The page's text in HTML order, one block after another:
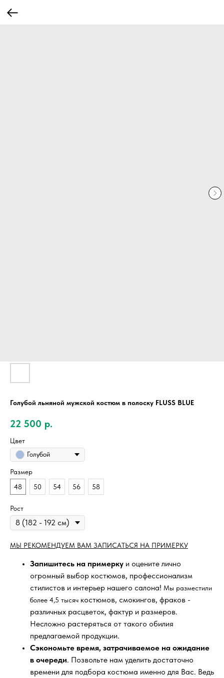
Голубой льняной мужской костюм в полоску FLUSS BLUE
22 500 р.
Цвет
Голубой
Размер
48
50 54 56 58
Рост
МЫ РЕКОМЕНДУЕМ ВАМ ЗАПИСАТЬСЯ НА ПРИМЕРКУ
Запишитесь на примерку и оцените лично
огромный выбор костюмов, профессионализм
стилистов и интерьер нашего салона! Мы разместили
более 4,5 тысяч костюмов, смокингов, фраков -
различных расцветок, фактур и размеров.
Несложно растеряться от такого обилия
предлагаемой продукции.
Сэкономьте время, затрачиваемое на ожидание
в очереди. Позвольте нам уделить достаточно
времени для подбора костюма именно для Вас. Ведь